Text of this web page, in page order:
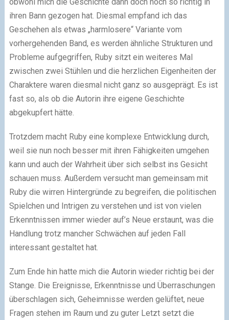
ihren Bann gezogen hat. Diesmal empfand ich das
Geschehen als etwas „harmlosere“ Variante vom
vorhergehenden Band, es werden ähnliche Strukturen und
Probleme aufgegriffen, Ruby sitzt ein weiteres Mal
zwischen zwei Stühlen und die herzlichen Eigenheiten der
Charaktere waren diesmal nicht ganz so ausgeprägt. Es ist
fast so, als ob die Autorin ihre eigene Geschichte
abgekupfert hätte.
Trotzdem macht Ruby eine komplexe Entwicklung durch,
weil sie nun noch besser mit ihren Fähigkeiten umgehen
kann und auch der Wahrheit über sich selbst ins Gesicht
schauen muss. Außerdem versucht man gemeinsam mit
Ruby die wirren Hintergründe zu begreifen, die politischen
Spielchen und Intrigen zu verstehen und ist von vielen
Erkenntnissen immer wieder auf’s Neue erstaunt, was die
Handlung trotz mancher Schwächen auf jeden Fall
interessant gestaltet hat.
Zum Ende hin hatte mich die Autorin wieder richtig bei der
Stange. Die Ereignisse, Erkenntnisse und Überraschungen
überschlagen sich, Geheimnisse werden gelüftet, neue
Fragen stehen im Raum und zu guter Letzt setzt die